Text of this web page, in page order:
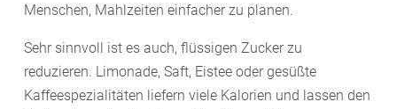
Menschen, Mahlzeiten einfacher zu planen.
Sehr sinnvoll ist es auch, flüssigen Zucker zu
reduzieren. Limonade, Saft, Eistee oder gesüßte
Kaffeespezialitäten liefern viele Kalorien und lassen den